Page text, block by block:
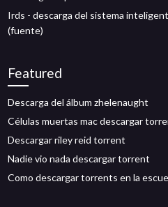
Irds - descarga del sistema
(fuente)
Featured
Descarga del álbum zhelenaught
Células muertas mac descargar
Descargar riley reid torrent
Nadie vio nada descargar torrent
Como descargar torrents en la